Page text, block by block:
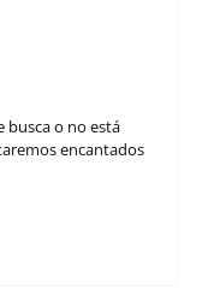
busca o no está
encantados